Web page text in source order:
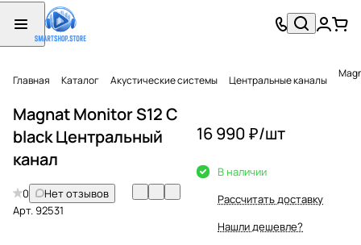
Главная Каталог Акустические системы Центральные каналы
Magnat Monitor S12 C
black Центральный
канал
0
Нет отзывов
Арт.92531
16 990 ₽/шт
В наличии
Рассчитать доставку
Нашли дешевле?